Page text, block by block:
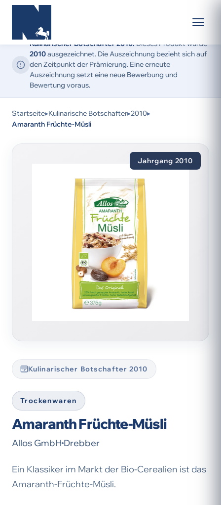
Kulinarischer Botschafter 2010:Dieses Produkt wurde
2010ausgezeichnet. Die Auszeichnung bezieht sich auf
den Zeitpunkt der Prämierung. Eine erneute
Auszeichnung setzt eine neue Bewerbung und
Bewertung voraus.
Startseite▸Kulinarische Botschafter▸2010▸
Amaranth Früchte-Müsli
Jahrgang 2010
Kulinarischer Botschafter 2010
Trockenwaren
Amaranth Früchte-Müsli
Allos GmbH Drebber
Ein Klassiker im Markt der Bio-Cerealien ist das
Amaranth-Früchte-Müsli.